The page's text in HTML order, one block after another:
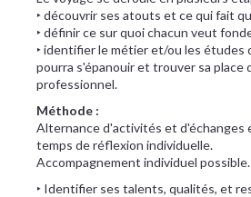
‣ découvrir ses atouts et ce qui fait
‣ définir ce sur quoi chacun veut
‣ identifier le métier et/ou les études
pourra s'épanouir et trouver sa place
professionnel.
Méthode :
Alternance d'activités et d'échanges
temps de réflexion individuelle.
Accompagnement individuel possible.
‣ Identifier ses talents, qualités, et